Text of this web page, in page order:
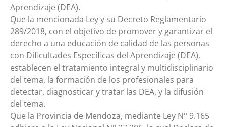
Aprendizaje (DEA).
Que la mencionada Ley y su Decreto Reglamentario
289/2018, con el objetivo de promover y garantizar el
derecho a una educación de calidad de las personas
con Dificultades Específicas del Aprendizaje (DEA),
establecen el tratamiento integral y multidisciplinario
del tema, la formación de los profesionales para
detectar, diagnosticar y tratar las DEA, y la difusión
del tema.
Que la Provincia de Mendoza, mediante Ley N° 9.165